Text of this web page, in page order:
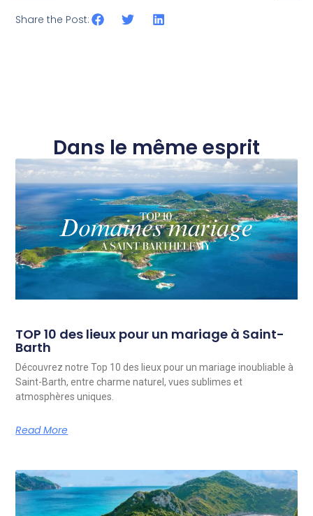
Share the Post:
Dans le même esprit
TOP 10 des lieux pour un mariage à Saint-
Barth
Découvrez notre Top 10 des lieux pour un mariage inoubliable à
Saint-Barth, entre charme naturel, vues sublimes et
atmosphères uniques.
Read More